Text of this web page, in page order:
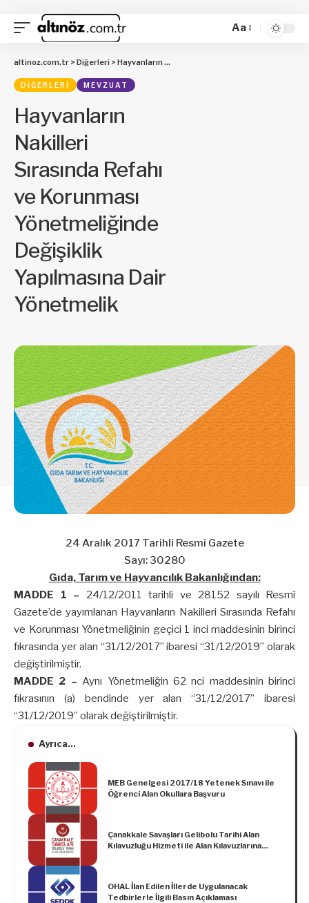
Aa
altinoz.com.tr > Diğerleri > Hayvanların Nakilleri Sırasında Refahı ve Korunması Yönetmeliğinde Değişiklik Yapılmasına Dair Yönetmelik
DIĞERLERI MEVZUAT
Hayvanların
Nakilleri
Sırasında Refahı
ve Korunması
Yönetmeliğinde
Değişiklik
Yapılmasına Dair
Yönetmelik
24 Aralık 2017 Tarihli Resmî Gazete
Sayı: 30280
Gıda, Tarım ve Hayvancılık Bakanlığından:
MADDE 1 – 24/12/2011 tarihli ve 28152 sayılı Resmî
Gazete’de yayımlanan Hayvanların Nakilleri Sırasında Refahı
ve Korunması Yönetmeliğinin geçici 1 inci maddesinin birinci
fıkrasında yer alan “31/12/2017” ibaresi “31/12/2019” olarak
değiştirilmiştir.
MADDE 2 –Aynı Yönetmeliğin 62 nci maddesinin birinci
fıkrasının (a) bendinde yer alan “31/12/2017” ibaresi
“31/12/2019” olarak değiştirilmiştir.
Ayrıca...
MEB Genelgesi 2017/18 Yetenek Sınavı ile
Öğrenci Alan Okullara Başvuru
Çanakkale Savaşları Gelibolu Tarihi Alan
Kılavuzluğu Hizmeti ile Alan Kılavuzlarına
OHAL İlan Edilen İllerde Uygulanacak
Tedbirlerle İlgili Basın Açıklaması